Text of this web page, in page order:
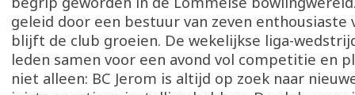
geleid door een bestuur van zeven enthousiaste
blijft de club groeien. De wekelijkse liga-
leden samen voor een avond vol competitie en
niet alleen: BC Jerom is altijd op zoek naar